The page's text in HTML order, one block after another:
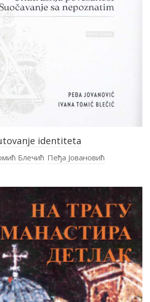
identiteta
Блечић Пеђа Јовановић